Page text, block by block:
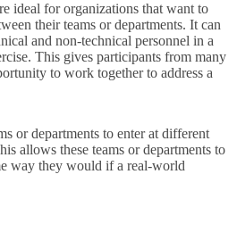
ideal for organizations that want to
their teams or departments. It can
and non-technical personnel in a
This gives participants from many
to work together to address a
or departments to enter at different
allows these teams or departments to
way they would if a real-world